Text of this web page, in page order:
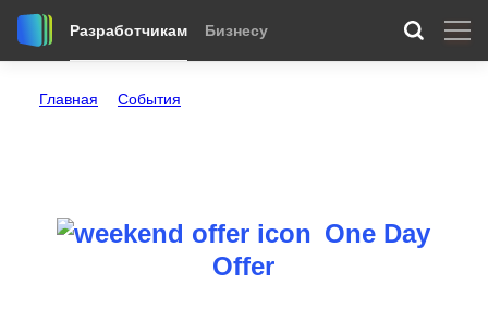
Разработчикам Бизнесу
Главная
События
One Day
Offer